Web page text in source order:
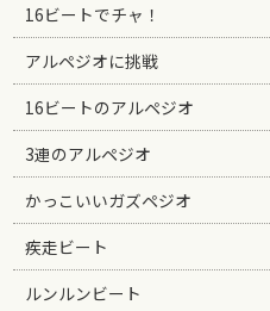
16ビートでチャ！
アルペジオに挑戦
16ビートのアルペジオ
3連のアルペジオ
かっこいいガズペジオ
疾走ビート
ルンルンビート